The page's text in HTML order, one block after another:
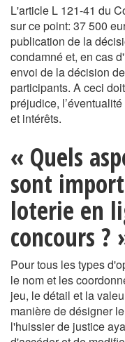
L'article L 121-41 du
sur ce point: 37 500
publication de la
condamné et, en cas
envoi de la décision
participants. A ceci
préjudice,
et intérêts.
« Quels
sont
loterie en
concours ?
Pour tous les types
le nom et les
jeu, le détail et la
manière de désigner
l'huissier de justice